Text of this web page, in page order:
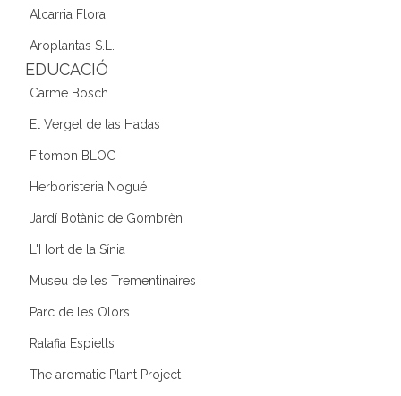
Alcarria Flora
Aroplantas S.L.
EDUCACIÓ
Carme Bosch
El Vergel de las Hadas
Fitomon BLOG
Herboristeria Nogué
Jardí Botànic de Gombrèn
L'Hort de la Sínia
Museu de les Trementinaires
Parc de les Olors
Ratafia Espiells
The aromatic Plant Project